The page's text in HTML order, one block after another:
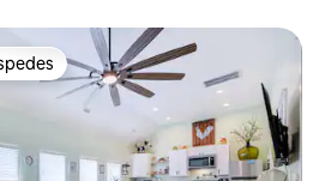
más destacados